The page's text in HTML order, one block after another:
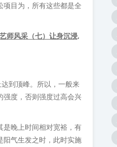
目为，所有这些都是全
师风采（七）让身沉浸,
到顶峰。所以，一般来
强度，否则强度过高会兴
是晚上时间相对宽裕，有
阳气生发之时，此时实施